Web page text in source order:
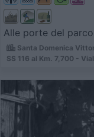
Alle porte del
Santa Domenica
SS 116 al Km. 7,700 -